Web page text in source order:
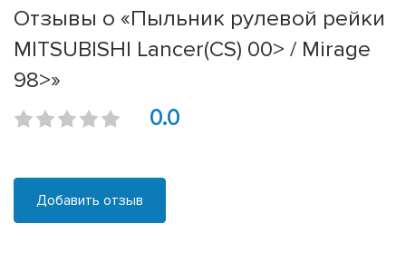
Отзывы о «Пыльник рулевой рейки
MITSUBISHI Lancer(CS) 00> / Mirage
98>»
0.0
Добавить отзыв